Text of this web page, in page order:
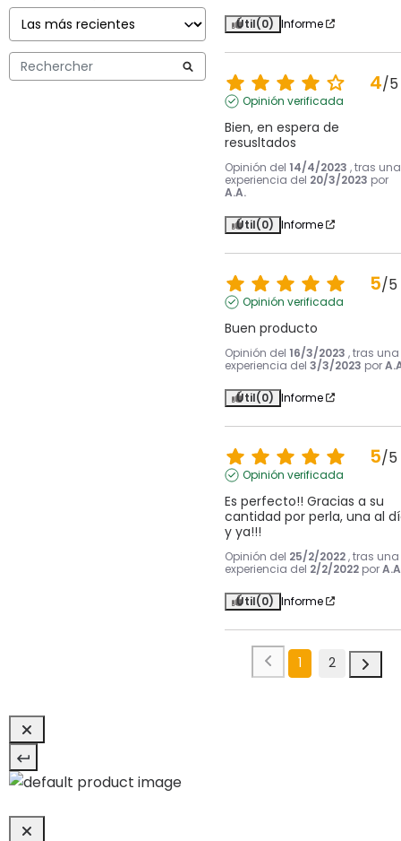
Útil(0) Informe
4/5
Opinión verificada
Bien, en espera de
resusltados
Opinión del 14/4/2023 , tras una
experiencia del 20/3/2023 por
A.A.
Útil(0) Informe
5/5
Opinión verificada
Buen producto
Opinión del 16/3/2023 , tras una
experiencia del 3/3/2023 por
Útil(0) Informe
5/5
Opinión verificada
Es perfecto!! Gracias a su
cantidad por perla, una al
y ya!!!
Opinión del 25/2/2022 , tras una
experiencia del 2/2/2022 por
Útil(0) Informe
1 2